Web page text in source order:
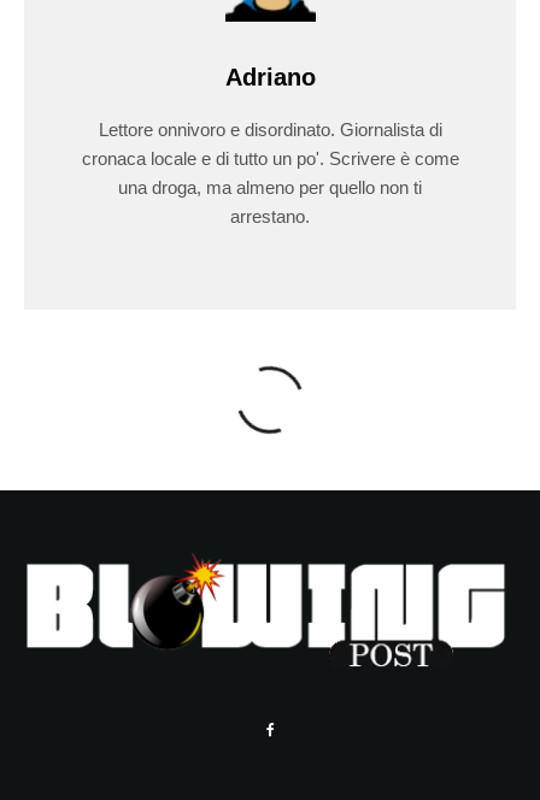
Adriano
Lettore onnivoro e disordinato. Giornalista di
cronaca locale e di tutto un po'. Scrivere è come
una droga, ma almeno per quello non ti
arrestano.